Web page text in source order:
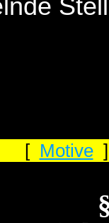
[ Motive